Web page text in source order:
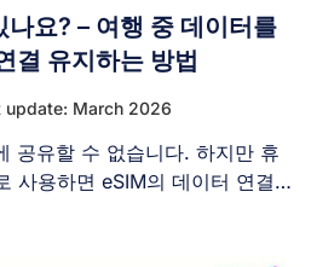
요? – 여행 중 데이터를
결 유지하는 방법
update: March 2026
공유할 수 없습니다. 하지만 휴
사용하면 eSIM의 데이터 연결